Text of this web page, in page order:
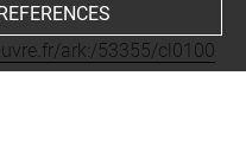
ark:/53355/cl0100